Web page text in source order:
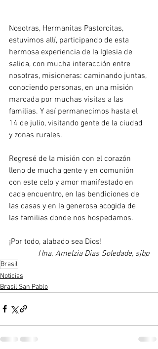
Nosotras, Hermanitas Pastorcitas,
estuvimos allí, participando de esta
hermosa experiencia de la Iglesia de
salida, con mucha interacción entre
nosotras, misioneras: caminando juntas,
conociendo personas, en una misión
marcada por muchas visitas a las
familias. Y así permanecimos hasta el
14 de julio, visitando gente de la ciudad
y zonas rurales.
Regresé de la misión con el corazón
lleno de mucha gente y en comunión
con este celo y amor manifestado en
cada encuentro, en las bendiciones de
las casas y en la generosa acogida de
las familias donde nos hospedamos.
¡Por todo, alabado sea Dios!
Hna. Amelzia Dias Soledade, sjbp
Brasil
Noticias
Brasil San Pablo